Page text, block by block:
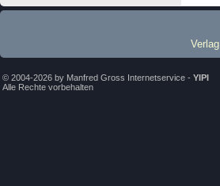
Verlag
© 2004-2026 by Manfred Gross Internetservice - YIPI
Alle Rechte vorbehalten